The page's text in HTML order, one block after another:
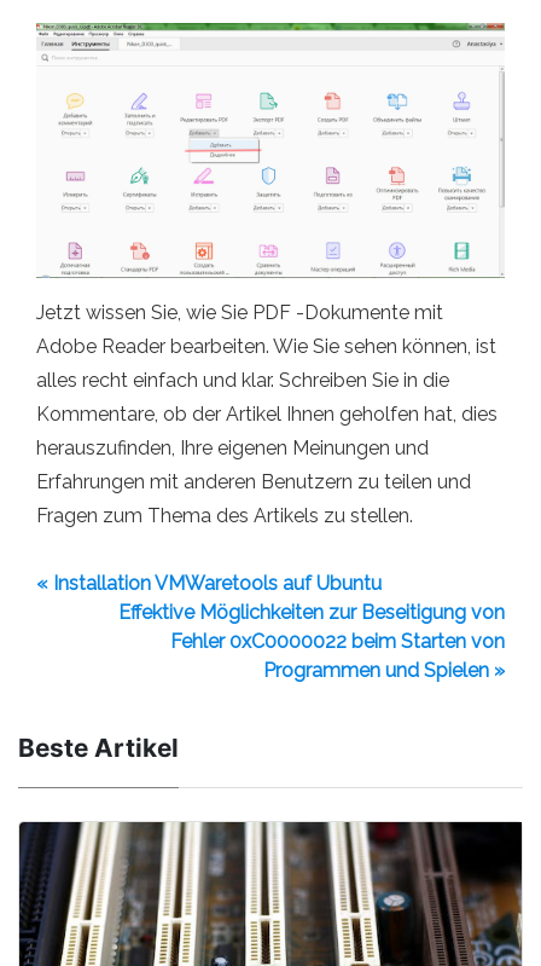
Jetzt wissen Sie, wie Sie PDF -Dokumente mit
Adobe Reader bearbeiten. Wie Sie sehen können, ist
alles recht einfach und klar. Schreiben Sie in die
Kommentare, ob der Artikel Ihnen geholfen hat, dies
herauszufinden, Ihre eigenen Meinungen und
Erfahrungen mit anderen Benutzern zu teilen und
Fragen zum Thema des Artikels zu stellen.
« Installation VMWaretools auf Ubuntu
Effektive Möglichkeiten zur Beseitigung von
Fehler 0xC0000022 beim Starten von
Programmen und Spielen »
Beste Artikel